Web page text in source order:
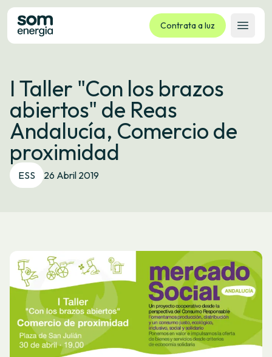
Contrata a luz
Abrir
Tarifas
Servizos
Empresas
La cooperativa
Contacto
Trámites
I Taller "Con los brazos
abiertos" de Reas
Andalucía, Comercio de
proximidad
ESS 26 Abril 2019